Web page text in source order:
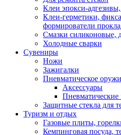
Клеи эпокси-
Клеи-герметики,
формирователи
Смазки силиконовые,
Холодные сварки
Сувениры
Ножи
Зажигалки
Пневматическое
Аксессуары
Пневматические
Защитные стекла для
Туризм и отдых
Газовые плиты,
Кемпинговая посуда,